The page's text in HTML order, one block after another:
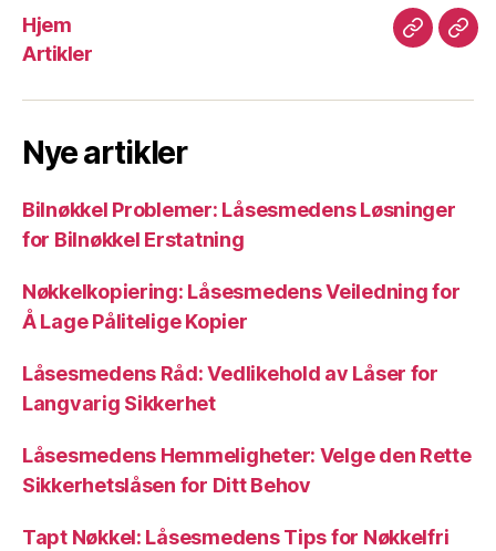
Hjem
Artikler
Hjem
Nye artikler
Bilnøkkel Problemer: Låsesmedens Løsninger
for Bilnøkkel Erstatning
Nøkkelkopiering: Låsesmedens Veiledning for
Å Lage Pålitelige Kopier
Låsesmedens Råd: Vedlikehold av Låser for
Langvarig Sikkerhet
Låsesmedens Hemmeligheter: Velge den Rette
Sikkerhetslåsen for Ditt Behov
Tapt Nøkkel: Låsesmedens Tips for Nøkkelfri